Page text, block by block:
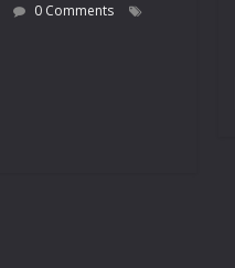
0 Comments